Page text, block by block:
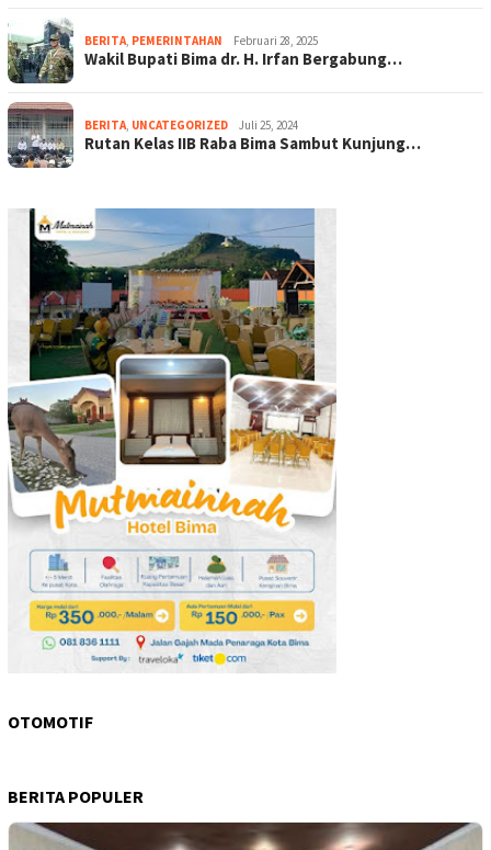
BERITA, PEMERINTAHAN Februari 28, 2025
Wakil Bupati Bima dr. H. Irfan Bergabung…
BERITA, UNCATEGORIZED Juli 25, 2024
Rutan Kelas IIB Raba Bima Sambut Kunjung…
OTOMOTIF
BERITA POPULER